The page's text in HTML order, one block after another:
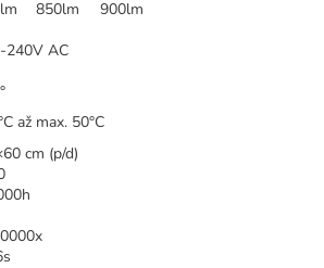
850lm
900lm
240V AC
až max. 50°C
cm (p/d)